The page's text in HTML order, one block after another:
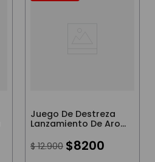
Juego De Destreza
Lanzamiento De Aros
$ 12.900 $8200